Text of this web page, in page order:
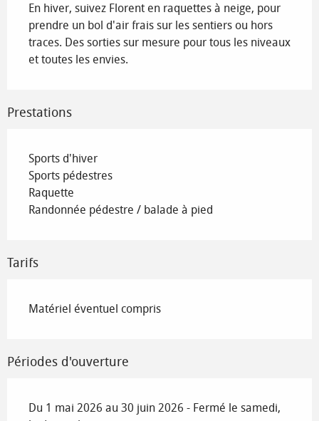
En hiver, suivez Florent en raquettes à neige, pour
prendre un bol d'air frais sur les sentiers ou hors
traces. Des sorties sur mesure pour tous les niveaux
et toutes les envies.
Prestations
Sports d'hiver
Sports pédestres
Raquette
Randonnée pédestre / balade à pied
Tarifs
Matériel éventuel compris
Périodes d'ouverture
Du 1 mai 2026 au 30 juin 2026 - Fermé le samedi,